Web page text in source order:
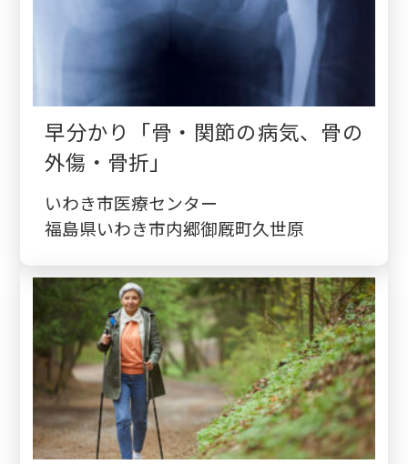
早分かり「骨・関節の病気、骨の
外傷・骨折」
いわき市医療センター
福島県いわき市内郷御厩町久世原